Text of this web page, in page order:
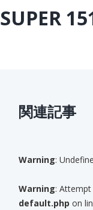
SUPER
関連記事
Warning:
Warning:
default.php on